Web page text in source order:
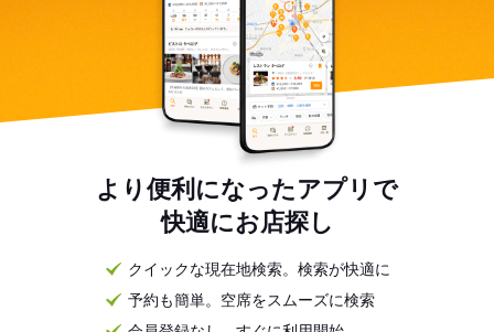
より便利になったアプリで
快適にお店探し
クイックな現在地検索。検索が快適に
予約も簡単。空席をスムーズに検索